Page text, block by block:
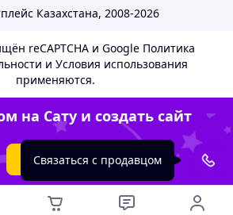
Казахстана, 2008-2026
reCAPTCHA и Google Политика
и Условия использования
применяются.
на Сату и создать сайт
Создать сайт
Связаться с продавцом